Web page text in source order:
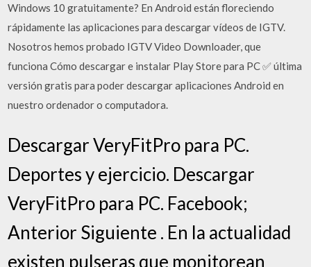
Windows 10 gratuitamente? En Android están floreciendo
rápidamente las aplicaciones para descargar vídeos de IGTV.
Nosotros hemos probado IGTV Video Downloader, que
funciona Cómo descargar e instalar Play Store para PC ✅ última
versión gratis para poder descargar aplicaciones Android en
nuestro ordenador o computadora.
Descargar VeryFitPro para PC.
Deportes y ejercicio. Descargar
VeryFitPro para PC. Facebook;
Anterior Siguiente . En la actualidad
existen pulseras que monitorean